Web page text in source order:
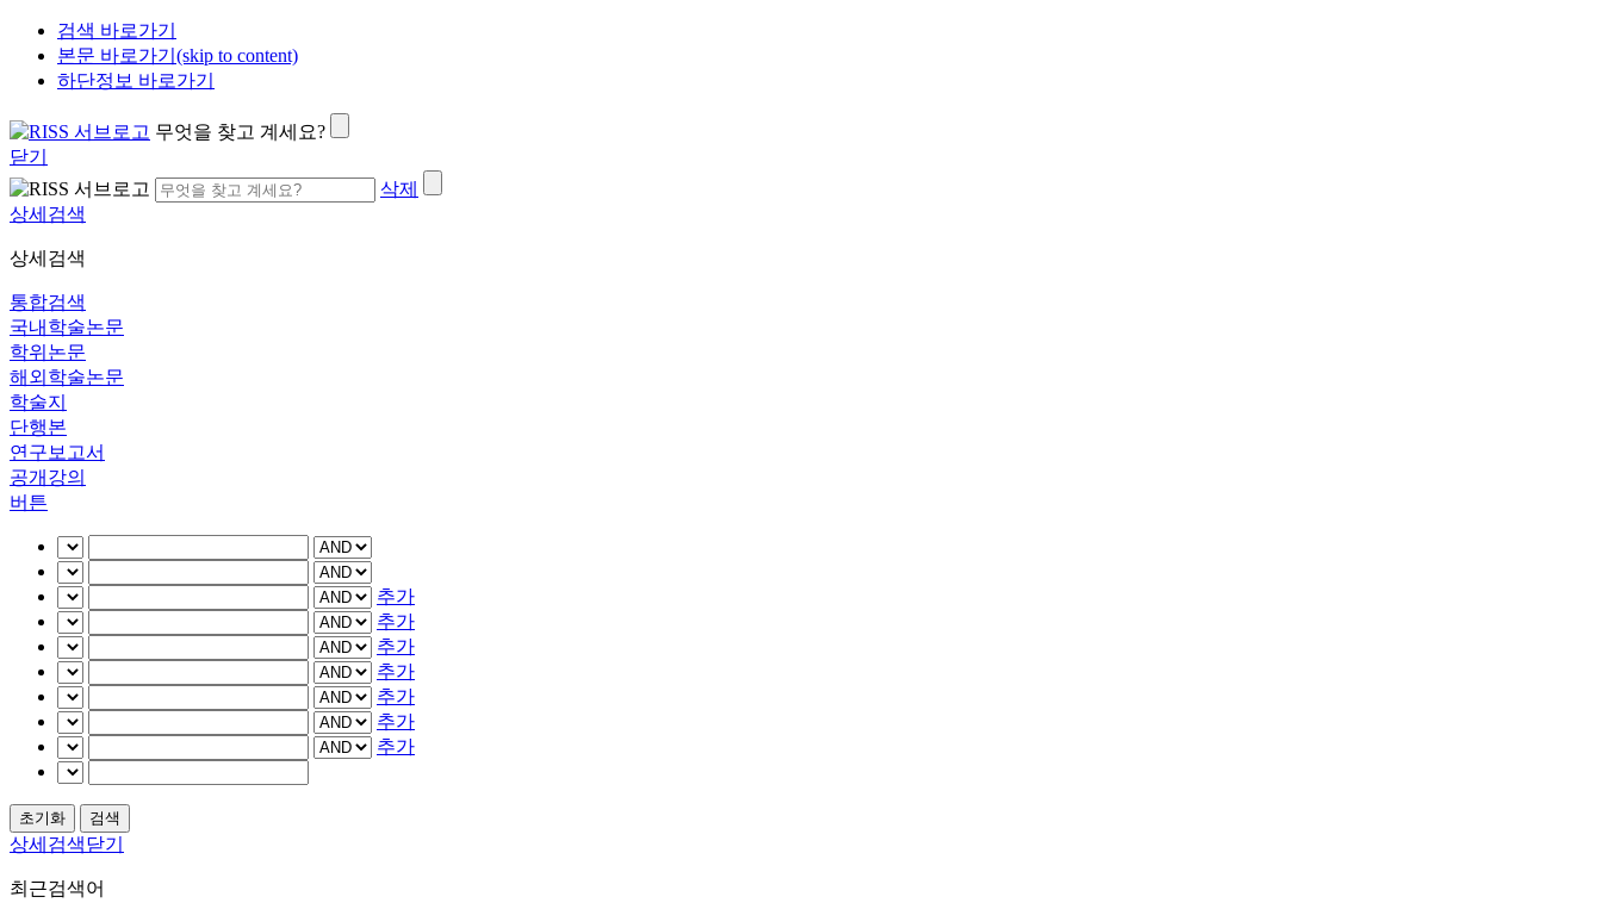
검색 바로가기
본문 바로가기(skip to content)
하단정보 바로가기
무엇을 찾고 계세요?
닫기
삭제
상세검색
상세검색
통합검색
국내학술논문
학위논문
해외학술논문
학술지
단행본
연구보고서
공개강의
버튼
추가
추가
추가
추가
추가
추가
추가
상세검색닫기
최근검색어